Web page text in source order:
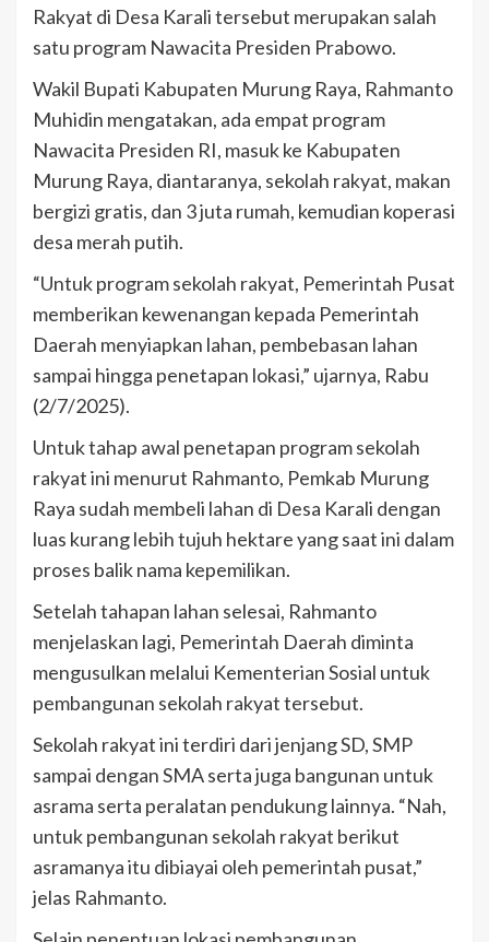
Rakyat di Desa Karali tersebut merupakan salah
satu program Nawacita Presiden Prabowo.
Wakil Bupati Kabupaten Murung Raya, Rahmanto
Muhidin mengatakan, ada empat program
Nawacita Presiden RI, masuk ke Kabupaten
Murung Raya, diantaranya, sekolah rakyat, makan
bergizi gratis, dan 3 juta rumah, kemudian koperasi
desa merah putih.
“Untuk program sekolah rakyat, Pemerintah Pusat
memberikan kewenangan kepada Pemerintah
Daerah menyiapkan lahan, pembebasan lahan
sampai hingga penetapan lokasi,” ujarnya, Rabu
(2/7/2025).
Untuk tahap awal penetapan program sekolah
rakyat ini menurut Rahmanto, Pemkab Murung
Raya sudah membeli lahan di Desa Karali dengan
luas kurang lebih tujuh hektare yang saat ini dalam
proses balik nama kepemilikan.
Setelah tahapan lahan selesai, Rahmanto
menjelaskan lagi, Pemerintah Daerah diminta
mengusulkan melalui Kementerian Sosial untuk
pembangunan sekolah rakyat tersebut.
Sekolah rakyat ini terdiri dari jenjang SD, SMP
sampai dengan SMA serta juga bangunan untuk
asrama serta peralatan pendukung lainnya. “Nah,
untuk pembangunan sekolah rakyat berikut
asramanya itu dibiayai oleh pemerintah pusat,”
jelas Rahmanto.